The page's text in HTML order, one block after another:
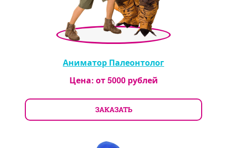
Аниматор Палеонтолог
Цена: от5000рублей
ЗАКАЗАТЬ